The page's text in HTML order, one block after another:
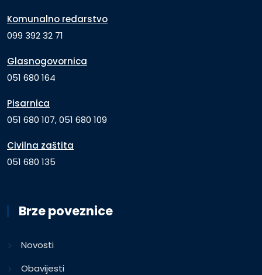
Komunalno redarstvo
099 392 32 71
Glasnogovornica
051 680 164
Pisarnica
051 680 107, 051 680 109
Civilna zaštita
051 680 135
Brze poveznice
Novosti
Obavijesti